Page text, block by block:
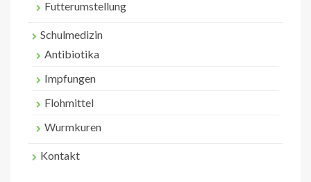
Futterumstellung
Schulmedizin
Antibiotika
Impfungen
Flohmittel
Wurmkuren
Kontakt